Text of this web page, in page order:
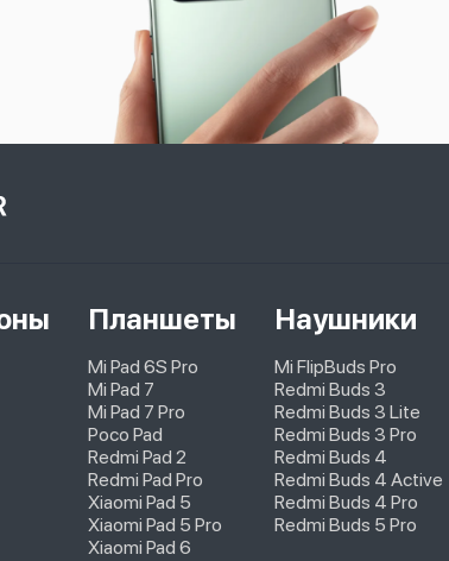
Планшеты
Mi Pad 6S Pro
Mi Pad 7
Mi Pad 7 Pro
Poco Pad
Redmi Pad 2
Redmi Pad Pro
Xiaomi Pad 5
Xiaomi Pad 5 Pro
Xiaomi Pad 6
Наушники
Mi FlipBuds Pro
Redmi Buds 3
Redmi Buds 3 Lite
Redmi Buds 3 Pro
Redmi Buds 4
Redmi Buds 4 Active
Redmi Buds 4 Pro
Redmi Buds 5 Pro